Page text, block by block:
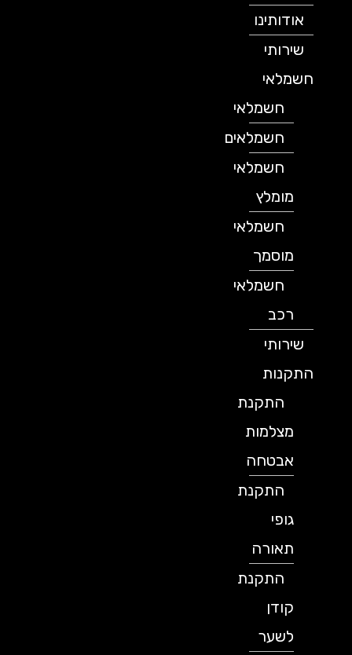
אודותינו
שירותי
חשמלאי
חשמלאי
חשמלאים
חשמלאי
מומלץ
חשמלאי
מוסמך
חשמלאי
שירותי
התקנות
התקנת
מצלמות
אבטחה
התקנת
תאורה
התקנת
לשער